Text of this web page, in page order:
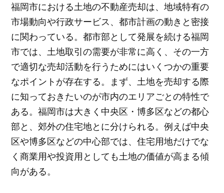
福岡市における土地の不動産売却は、地域特有の
市場動向や行政サービス、都市計画の動きと密接
に関わっている。都市部として発展を続ける福岡
市では、土地取引の需要が非常に高く、その一方
で適切な売却活動を行うためにはいくつかの重要
なポイントが存在する。まず、土地を売却する際
に知っておきたいのが市内のエリアごとの特性で
ある。福岡市は大きく中央区・博多区などの都心
部と、郊外の住宅地とに分けられる。例えば中央
区や博多区などの中心部では、住宅用地だけでな
く商業用や投資用としても土地の価値が高まる傾
向がある。